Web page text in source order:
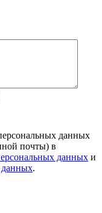
данных
почты) в
данных и
данных.